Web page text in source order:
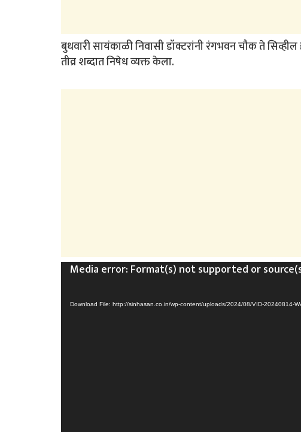
बुधवारी सायंकाळी निवासी डॉक्टरांनी रंगभवन चौक ते
तीव्र शब्दात निषेध व्यक्त केला.
Video
Media error: Format(s) not supported or
Download File: http://sinhasan.co.in/wp-content/uploads/2024/08/VID-20240814-